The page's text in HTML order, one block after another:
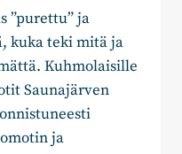
”purettu” ja
kuka teki mitä ja
Kuhmolaisille
Saunajärven
ja